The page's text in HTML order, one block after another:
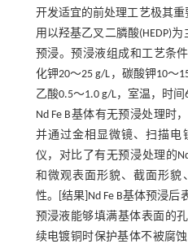
开发适宜的前处理工艺极其
用以羟基乙叉二膦酸(HEDP)
预浸。预浸液组成和工艺条件
化钾20～25 g/L，碳酸钾10～
乙酸0.5～1.0 g/L，室温，时
Nd Fe B基体有无预浸处理时
并通过金相显微镜、扫描电
仪，对比了有无预浸处理的
和微观表面形貌、截面形貌
性。[结果]Nd Fe B基体预浸后
预浸液能够填满基体表面的
续电镀铜时保护基体不被腐蚀